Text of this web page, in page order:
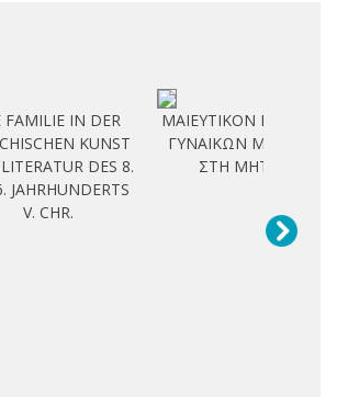
FAMILIE IN DER
KUNST
DES 8.
JAHRHUNDERTS
V. CHR.
ΜΑΙΕΥΤΙΚΟΝ ΜΕΛΛΟΝ
ΓΥΝΑΙΚΩΝ ΜΕ ΟΥΛΗ
ΣΤΗ ΜΗΤΡΑ